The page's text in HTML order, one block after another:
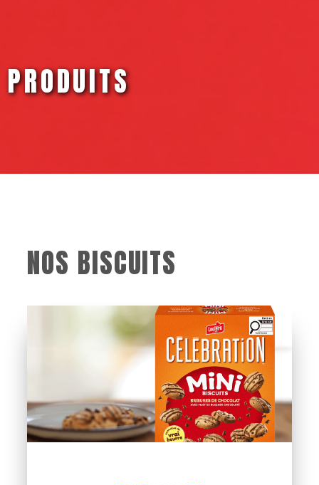
PRODUITS
NOS BISCUITS